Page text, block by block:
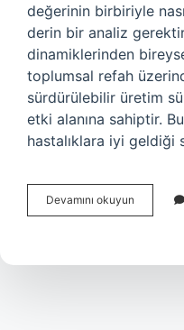
değerinin birbiriyle
derin bir analiz
dinamiklerinden
toplumsal refah
sürdürülebilir üretim
etki alanına sahiptir.
hastalıklara iyi geldiği
Devamını okuyun
neden
?